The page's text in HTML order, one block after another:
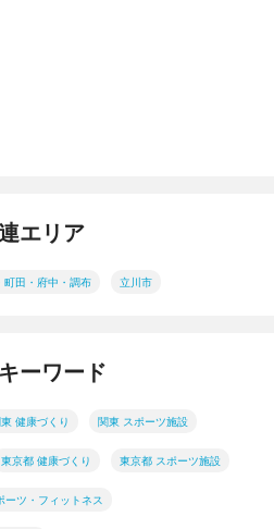
エリア
町田・府中・調布 立川市
ーワード
健康づくり 関東 スポーツ施設
東京都 健康づくり 東京都 スポーツ施設
ーツ・フィットネス